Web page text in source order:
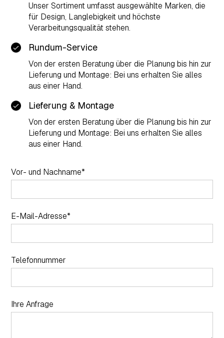
Unser Sortiment umfasst ausgewählte Marken, die
für Design, Langlebigkeit und höchste
Verarbeitungsqualität stehen.
Rundum-Service
Von der ersten Beratung über die Planung bis hin zur
Lieferung und Montage: Bei uns erhalten Sie alles
aus einer Hand.
Lieferung & Montage
Von der ersten Beratung über die Planung bis hin zur
Lieferung und Montage: Bei uns erhalten Sie alles
aus einer Hand.
Vor- und Nachname*
E-Mail-Adresse*
Telefonnummer
Ihre Anfrage